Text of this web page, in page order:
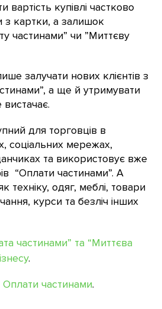
вартість купівлі частково
картки, а залишок
частинами” чи ”Миттєву
залучати нових клієнтів з
а ще й утримувати
для торговців в
соціальних мережах,
та використовує вже
“Оплати частинами”. А
техніку, одяг, меблі, товари
курси та безліч інших
частинами” та “Миттєва
.
Оплати частинами.